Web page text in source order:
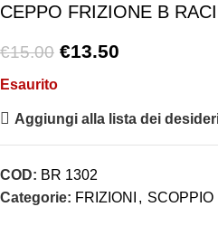
CEPPO FRIZIONE B
€15.00 €13.50
Esaurito
Aggiungi alla lista dei
COD: BR 1302
Categorie: FRIZIONI , SCOPPIO